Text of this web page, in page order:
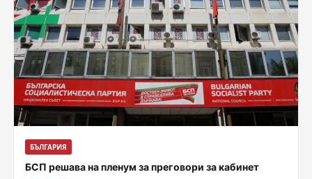
БЪЛГАРИЯ
БСП решава на пленум за преговори за кабинет